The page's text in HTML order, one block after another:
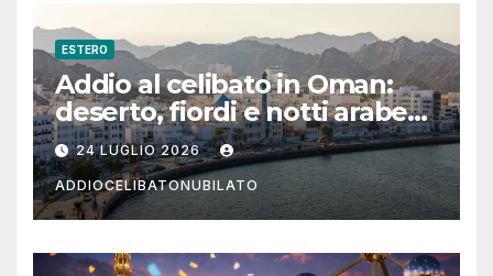
ESTERO
Addio al celibato in Oman:
deserto, fiordi e notti arabe
tra Muscat e Musandam
24 LUGLIO 2026
ADDIOCELIBATONUBILATO